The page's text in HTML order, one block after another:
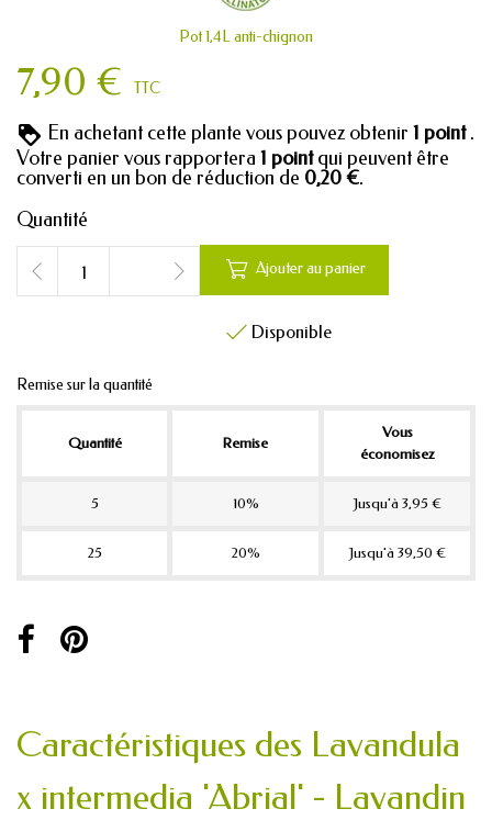
Pot 1,4L anti-chignon
7,90 € TTC
En achetant cette plante vous pouvez obtenir 1 point .
Votre panier vous rapportera 1 pointqui peuvent être
converti en un bon de réduction de 0,20 €.
Quantité
 Ajouter au panier
 Disponible
Remise sur la quantité
Quantité Remise
Vous
économisez
5 10% Jusqu'à 3,95 €
25 20% Jusqu'à 39,50 €
Caractéristiques des Lavandula
x intermedia 'Abrial' - Lavandin